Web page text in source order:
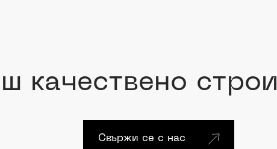
ш качествено строи
Свържи се с нас